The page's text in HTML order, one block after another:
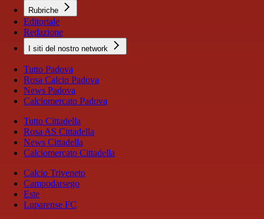
Rubriche
Editoriale
Redazione
I siti del nostro network
Tutto Padova
Rosa Calcio Padova
News Padova
Calciomercato Padova
Tutto Cittadella
Rosa AS Cittadella
News Cittadella
Calciomercato Cittadella
Calcio Triveneto
Campodarsego
Este
Luparense FC